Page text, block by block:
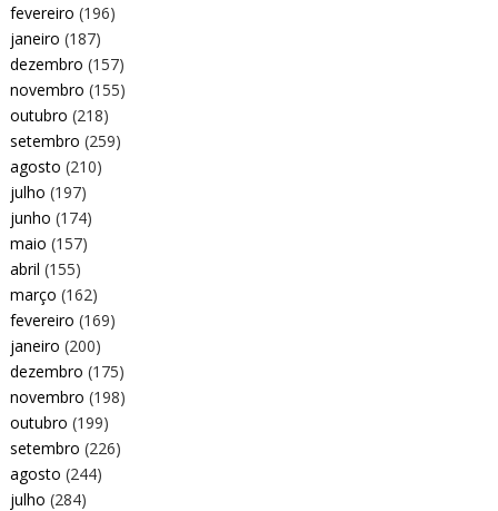
fevereiro (196)
janeiro (187)
dezembro (157)
novembro (155)
outubro (218)
setembro (259)
agosto (210)
julho (197)
junho (174)
maio (157)
abril (155)
março (162)
fevereiro (169)
janeiro (200)
dezembro (175)
novembro (198)
outubro (199)
setembro (226)
agosto (244)
julho (284)